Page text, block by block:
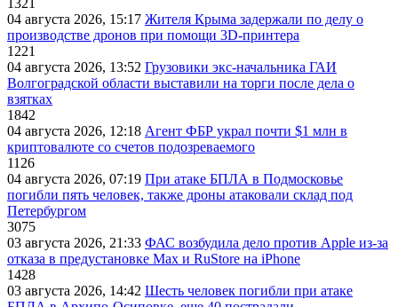
04 августа 2026, 15:17 Жителя Крыма задержали по делу о
производстве дронов при помощи 3D‑принтера
1221
04 августа 2026, 13:52 Грузовики экс-начальника ГАИ
Волгоградской области выставили на торги после дела о
взятках
1842
04 августа 2026, 12:18 Агент ФБР украл почти $1 млн в
криптовалюте со счетов подозреваемого
1126
04 августа 2026, 07:19 При атаке БПЛА в Подмосковье
погибли пять человек, также дроны атаковали склад под
Петербургом
3075
03 августа 2026, 21:33 ФАС возбудила дело против Apple из-за
отказа в предустановке Max и RuStore на iPhone
1428
03 августа 2026, 14:42 Шесть человек погибли при атаке